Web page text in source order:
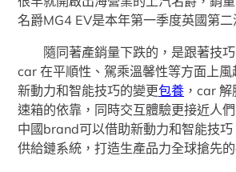
名爵MG4 EV是本年第一季度英國第二
隨同著產銷量下跌的，是跟著技巧
car 在平順性、駕乘溫馨性等方面上
新動力和智能技巧的變更包養 ，car
速箱的依靠，同時交互體驗更接近人
中國brand可以借助新動力和智能技
供給鏈系統，打造生產品力全球搶先